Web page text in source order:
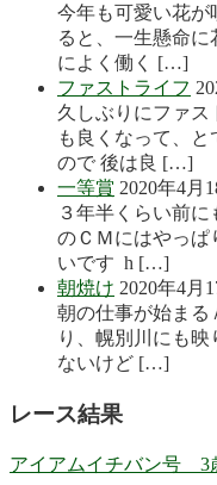
今年も可愛い花が
ると、一生懸命
によく働く […]
ファストライフ
久しぶりにファ
も良くなって、
ので 後は良 […]
一等賞 2020年4月
３年半くらい前
のＣＭにはやっぱ
いです h […]
朝焼け 2020年4月
朝の仕事が始まる
り、幌別川にも映
ないけど […]
レース結果
アイアムイチバン号